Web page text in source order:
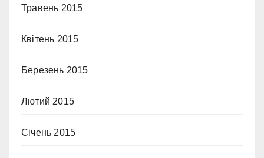
Травень 2015
Квітень 2015
Березень 2015
Лютий 2015
Січень 2015